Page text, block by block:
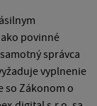
povinné
správca
vyplnenie
so Zákonom o